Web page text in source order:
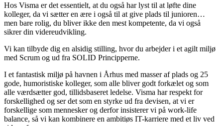
Hos Visma er det essentielt, at du også har lyst til at løfte dine
kolleger, da vi sætter en ære i også til at give plads til junioren…
men bare rolig, du bliver ikke den mest kompetente, da vi også
sikrer din videreudvikling.
Vi kan tilbyde dig en alsidig stilling, hvor du arbejder i et agilt miljø
med Scrum og ud fra SOLID Principperne.
I et fantastisk miljø på havnen i Århus med masser af plads og 25
gode, humoristiske kolleger, som alle bliver godt forkælet og som
alle værdsætter god, tillidsbaseret ledelse. Visma har respekt for
forskellighed og ser det som en styrke ud fra devisen, at vi er
forskellige som mennesker og derfor insisterer vi på work-life
balance, så vi kan kombinere en ambitiøs IT-karriere med et liv ved